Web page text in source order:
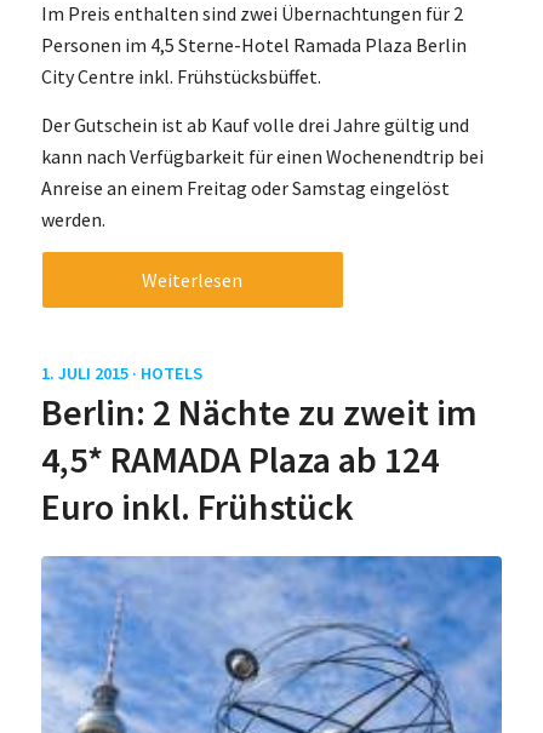
Im Preis enthalten sind zwei Übernachtungen für 2
Personen im 4,5 Sterne-Hotel Ramada Plaza Berlin
City Centre inkl. Frühstücksbüffet.
Der Gutschein ist ab Kauf volle drei Jahre gültig und
kann nach Verfügbarkeit für einen Wochenendtrip bei
Anreise an einem Freitag oder Samstag eingelöst
werden.
Weiterlesen
1. JULI 2015 · HOTELS
Berlin: 2 Nächte zu zweit im
4,5* RAMADA Plaza ab 124
Euro inkl. Frühstück